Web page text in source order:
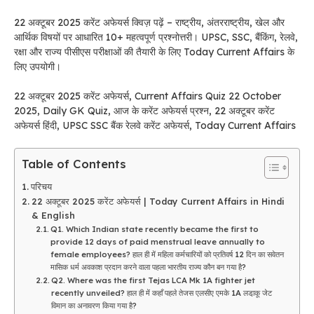
22 अक्टूबर 2025 करेंट अफेयर्स क्विज़ पढ़ें – राष्ट्रीय, अंतरराष्ट्रीय, खेल और
आर्थिक विषयों पर आधारित 10+ महत्वपूर्ण प्रश्नोत्तरी। UPSC, SSC, बैंकिंग, रेलवे,
रक्षा और राज्य पीसीएस परीक्षाओं की तैयारी के लिए Today Current Affairs के
लिए उपयोगी।
22 अक्टूबर 2025 करेंट अफेयर्स, Current Affairs Quiz 22 October
2025, Daily GK Quiz, आज के करेंट अफेयर्स प्रश्न, 22 अक्टूबर करेंट
अफेयर्स हिंदी, UPSC SSC बैंक रेलवे करेंट अफेयर्स, Today Current Affairs
Table of Contents
परिचय
22 अक्टूबर 2025 करेंट अफेयर्स | Today Current Affairs in Hindi
& English
Q1. Which Indian state recently became the first to
provide 12 days of paid menstrual leave annually to
female employees? हाल ही में महिला कर्मचारियों को प्रतिवर्ष 12 दिन का सवेतन
मासिक धर्म अवकाश प्रदान करने वाला पहला भारतीय राज्य कौन बन गया है?
Q2. Where was the first Tejas LCA Mk 1A fighter jet
recently unveiled? हाल ही में कहाँ पहले तेजस एलसीए एमके 1A लडा़कू जेट
विमान का अनावरण किया गया है?